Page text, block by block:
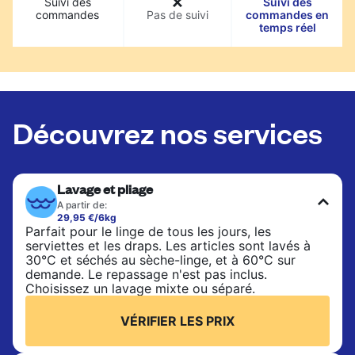
commandes
Pas de suivi
commandes en
temps réel
Découvrez nos services
Lavage et pliage
A partir de:
29,95 €/6kg
Parfait pour le linge de tous les jours, les
serviettes et les draps. Les articles sont lavés à
30°C et séchés au sèche-linge, et à 60°C sur
demande. Le repassage n'est pas inclus.
Choisissez un lavage mixte ou séparé.
VÉRIFIER LES PRIX